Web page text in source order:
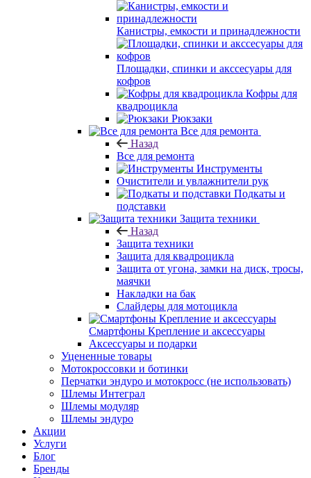
Канистры, емкости и принадлежности
Площадки, спинки и акссесуары для
кофров
Кофры для
квадроцикла
Рюкзаки
Все для ремонта
Назад
Все для ремонта
Инструменты
Очистители и увлажнители рук
Подкаты и
подставки
Защита техники
Назад
Защита техники
Защита для квадроцикла
Защита от угона, замки на диск, тросы,
маячки
Накладки на бак
Слайдеры для мотоцикла
Смартфоны Крепление и аксессуары
Аксессуары и подарки
Уцененные товары
Мотокроссовки и ботинки
Перчатки эндуро и мотокросс (не использовать)
Шлемы Интеграл
Шлемы модуляр
Шлемы эндуро
Акции
Услуги
Блог
Бренды